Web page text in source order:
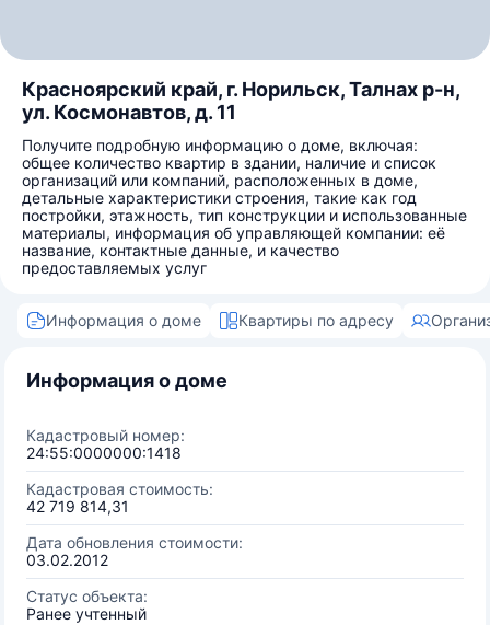
Красноярский край, г. Норильск, Талнах р-н,
ул. Космонавтов, д. 11
Получите подробную информацию о доме, включая:
общее количество квартир в здании, наличие и список
организаций или компаний, расположенных в доме,
детальные характеристики строения, такие как год
постройки, этажность, тип конструкции и использованные
материалы, информация об управляющей компании: её
название, контактные данные, и качество
предоставляемых услуг
Информация о доме Квартиры по адресу
Информация о доме
Кадастровый номер:
24:55:0000000:1418
Кадастровая стоимость:
42 719 814,31
Дата обновления стоимости:
03.02.2012
Статус объекта:
Ранее учтенный